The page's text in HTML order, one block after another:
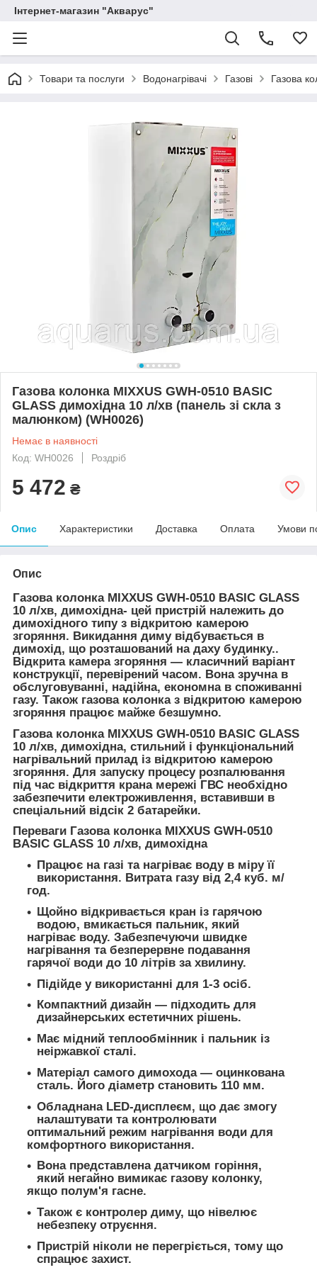
Інтернет-магазин "Акварус"
Товари та послуги Водонагрівачі Газові Газова
Газова колонка MIXXUS GWH-0510 BASIC
GLASS димохідна 10 л/хв (панель зі скла з
малюнком) (WH0026)
Немає в наявності
Код: WH0026
Роздріб
5 472 ₴
Опис Характеристики Доставка Оплата Умови
Опис
Газова колонка MIXXUS GWH-0510 BASIC GLASS
10 л/хв, димохідна- цей пристрій належить до
димохідного типу з відкритою камерою
згоряння. Викидання диму відбувається в
димохід, що розташований на даху будинку..
Відкрита камера згоряння — класичний варіант
конструкції, перевірений часом. Вона зручна в
обслуговуванні, надійна, економна в споживанні
газу. Також газова колонка з відкритою камерою
згоряння працює майже безшумно.
Газова колонка MIXXUS GWH-0510 BASIC GLASS
10 л/хв, димохідна, стильний і функціональний
нагрівальний прилад із відкритою камерою
згоряння. Для запуску процесу розпалювання
під час відкриття крана мережі ГВС необхідно
забезпечити електроживлення, вставивши в
спеціальний відсік 2 батарейки.
Переваги Газова колонка MIXXUS GWH-0510
BASIC GLASS 10 л/хв, димохідна
Працює на газі та нагріває воду в міру її
використання. Витрата газу від 2,4 куб. м/
год.
Щойно відкривається кран із гарячою
водою, вмикається пальник, який
нагріває воду. Забезпечуючи швидке
нагрівання та безперервне подавання
гарячої води до 10 літрів за хвилину.
Підійде у використанні для 1-3 осіб.
Компактний дизайн — підходить для
дизайнерських естетичних рішень.
Має мідний теплообмінник і пальник із
неіржавкої сталі.
Матеріал самого димохода — оцинкована
сталь. Його діаметр становить 110 мм.
Обладнана LED-дисплеєм, що дає змогу
налаштувати та контролювати
оптимальний режим нагрівання води для
комфортного використання.
Вона представлена датчиком горіння,
який негайно вимикає газову колонку,
якщо полум'я гасне.
Також є контролер диму, що нівелює
небезпеку отруєння.
Пристрій ніколи не перегріється, тому що
спрацює захист.